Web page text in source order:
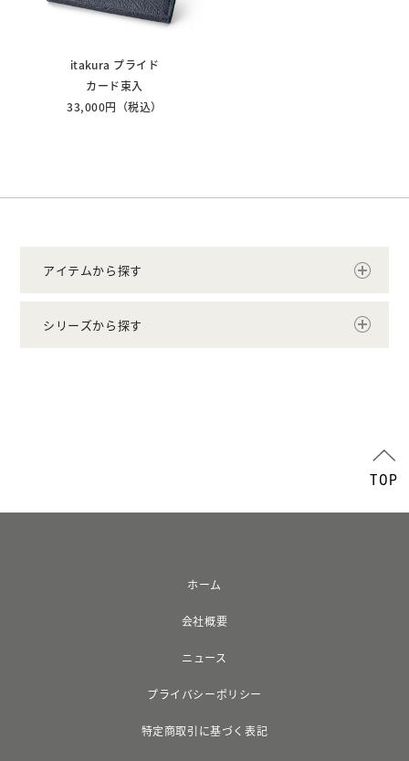
itakura プライド
カード束入
33,000円（税込）
アイテムから探す
シリーズから探す
TOP
ホーム
会社概要
ニュース
プライバシーポリシー
特定商取引に基づく表記